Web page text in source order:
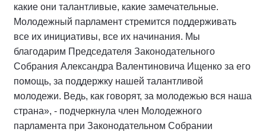
какие они талантливые, какие замечательные.
Молодежный парламент стремится поддерживать
все их инициативы, все их начинания. Мы
благодарим Председателя Законодательного
Собрания Александра Валентиновича Ищенко за его
помощь, за поддержку нашей талантливой
молодежи. Ведь, как говорят, за молодежью вся наша
страна», - подчеркнула член Молодежного
парламента при Законодательном Собрании